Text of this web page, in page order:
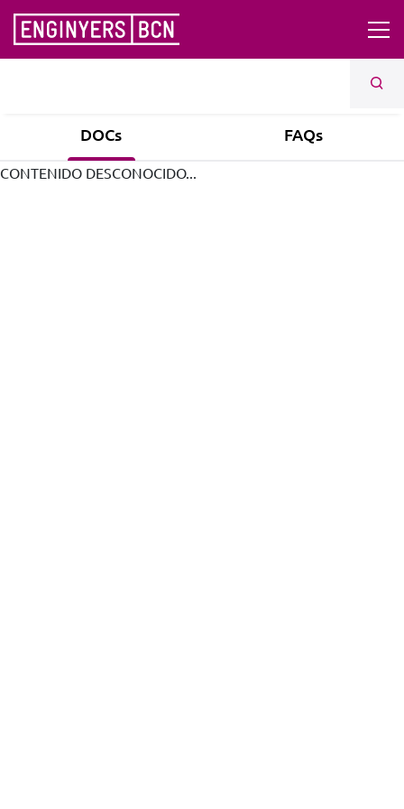
DOCs FAQs
CONTENIDO DESCONOCIDO...